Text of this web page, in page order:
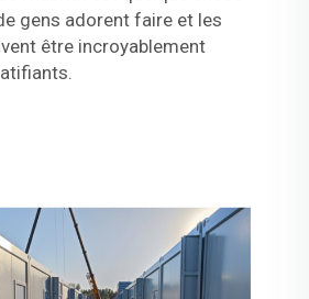
gens adorent faire et les
être incroyablement